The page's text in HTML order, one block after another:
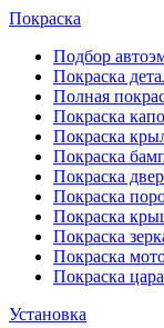
Покраска
Подбор
Покраска
Полная
Покраска
Покраска
Покраска
Покраска
Покраска
Покраска
Покраска
Покраска
Покраска
Установка